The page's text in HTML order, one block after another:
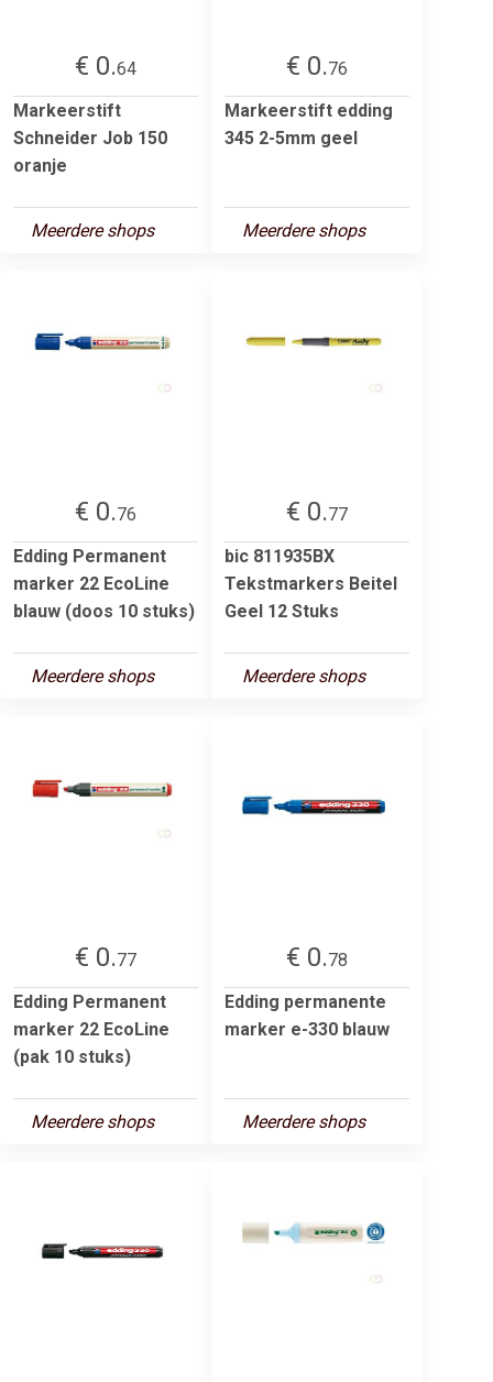
€ 0.64
Markeerstift
Schneider Job 150
oranje
Meerdere shops
€ 0.76
Markeerstift edding
345 2-5mm geel
Meerdere shops
€ 0.76
Edding Permanent
marker 22 EcoLine
blauw (doos 10 stuks)
Meerdere shops
€ 0.77
bic 811935BX
Tekstmarkers Beitel
Geel 12 Stuks
Meerdere shops
€ 0.77
Edding Permanent
marker 22 EcoLine
(pak 10 stuks)
Meerdere shops
€ 0.78
Edding permanente
marker e-330 blauw
Meerdere shops